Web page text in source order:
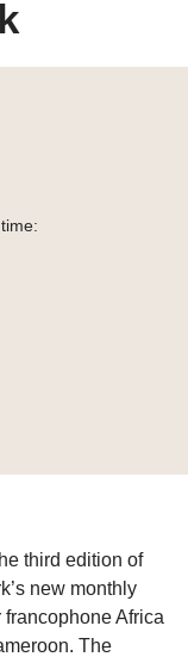
third edition of
new monthly
Africa
The